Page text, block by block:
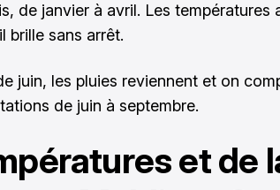
de janvier à avril. Les températures
brille sans arrêt.
juin, les pluies reviennent et on
de juin à septembre.
et de